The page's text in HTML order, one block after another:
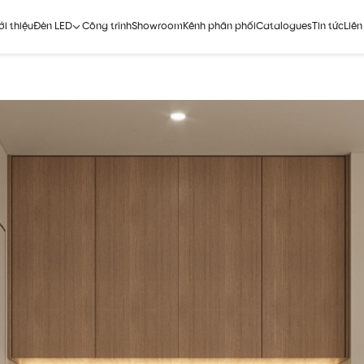
thiệuĐèn LED Công trìnhShowroom Kênh phân phốiCataloguesTin tức